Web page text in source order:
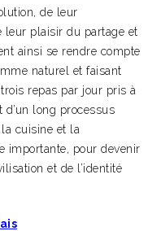
de leur
leur plaisir du partage et
ainsi se rendre compte
naturel et faisant
repas par jour pris à
long processus
cuisine et la
importante, pour devenir
et de l’identité